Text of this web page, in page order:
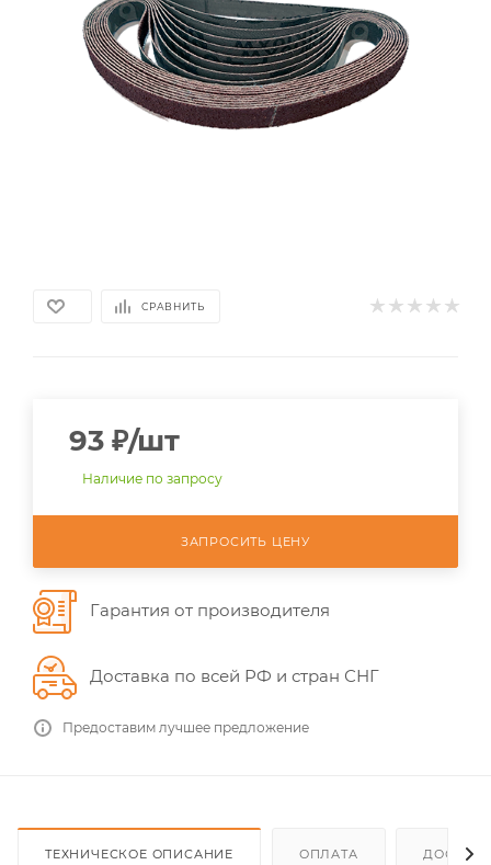
СРАВНИТЬ
93 ₽/шт
Наличие по запросу
ЗАПРОСИТЬ ЦЕНУ
Гарантия от производителя
Доставка по всей РФ и стран СНГ
Предоставим лучшее предложение
ТЕХНИЧЕСКОЕ ОПИСАНИЕ ОПЛАТА